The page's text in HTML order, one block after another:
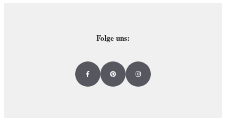
Folge uns: